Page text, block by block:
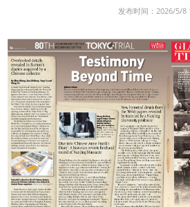
发布时间：2026/5/8